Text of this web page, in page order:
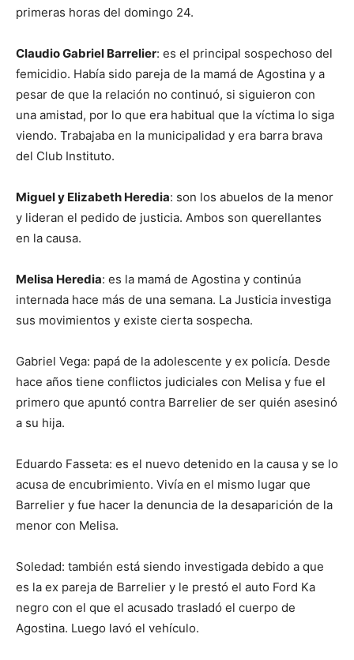
primeras horas del domingo 24.
Claudio Gabriel Barrelier: es el principal sospechoso del
femicidio. Había sido pareja de la mamá de Agostina y a
pesar de que la relación no continuó, si siguieron con
una amistad, por lo que era habitual que la víctima lo siga
viendo. Trabajaba en la municipalidad y era barra brava
del Club Instituto.
Miguel y Elizabeth Heredia: son los abuelos de la menor
y lideran el pedido de justicia. Ambos son querellantes
en la causa.
Melisa Heredia: es la mamá de Agostina y continúa
internada hace más de una semana. La Justicia investiga
sus movimientos y existe cierta sospecha.
Gabriel Vega: papá de la adolescente y ex policía. Desde
hace años tiene conflictos judiciales con Melisa y fue el
primero que apuntó contra Barrelier de ser quién asesinó
a su hija.
Eduardo Fasseta: es el nuevo detenido en la causa y se lo
acusa de encubrimiento. Vivía en el mismo lugar que
Barrelier y fue hacer la denuncia de la desaparición de la
menor con Melisa.
Soledad: también está siendo investigada debido a que
es la ex pareja de Barrelier y le prestó el auto Ford Ka
negro con el que el acusado trasladó el cuerpo de
Agostina. Luego lavó el vehículo.